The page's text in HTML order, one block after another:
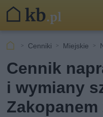
Cenniki Miejskie
Cennik
i wymiany
Zakopanem